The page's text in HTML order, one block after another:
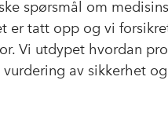
spørsmål om
er tatt opp og vi
Vi utdypet hvordan
vurdering av sikkerhet